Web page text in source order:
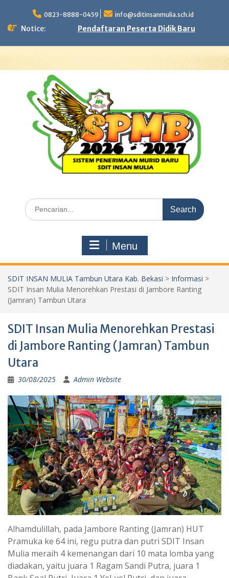
content
0823-8888-0459 info@sditinsanmulia.sch.id
Notice: Pendaftaran Peserta Didik Baru
Search
for:
Menu
SDIT INSAN MULIA Tambun Utara Kab. Bekasi > Informasi >
SDIT Insan Mulia Menorehkan Prestasi di Jambore Ranting
(Jamran) Tambun Utara
SDIT Insan Mulia Menorehkan Prestasi
di Jambore Ranting (Jamran) Tambun
Utara
30/08/2025 Admin Website
Alhamdulillah, pada Jambore Ranting (Jamran) HUT
Pramuka ke 64 ini, regu putra dan putri SDIT Insan
Mulia meraih 4 kemenangan dari 10 mata lomba yang
diadakan, yaitu juara 1 Ragam Sandi Putra, juara 1